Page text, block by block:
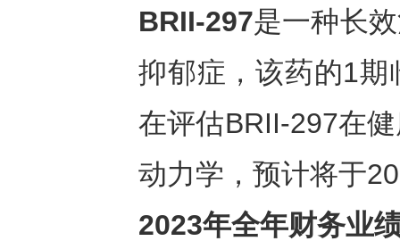
BRII-297是一种长
抑郁症，该药的1
在评估BRII-297在
动力学，预计将于
2023年全年财务业